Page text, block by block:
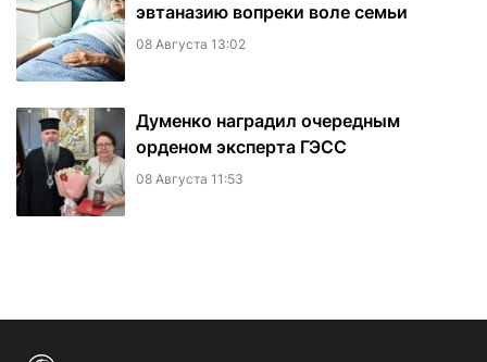
эвтаназию вопреки воле семьи
08 Августа 13:02
Думенко наградил очередным
орденом эксперта ГЭСС
08 Августа 11:53